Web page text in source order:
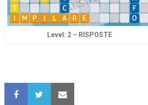
Level: 2 – RISPOSTE